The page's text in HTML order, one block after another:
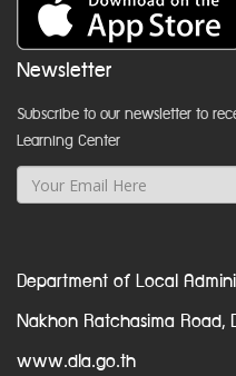
Newsletter
Subscribe to our newsletter to
Learning Center
Department of Local
Nakhon Ratchasima Road,
www.dla.go.th